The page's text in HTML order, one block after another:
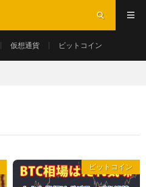
仮想通貨 ビットコイン
ビットコイン